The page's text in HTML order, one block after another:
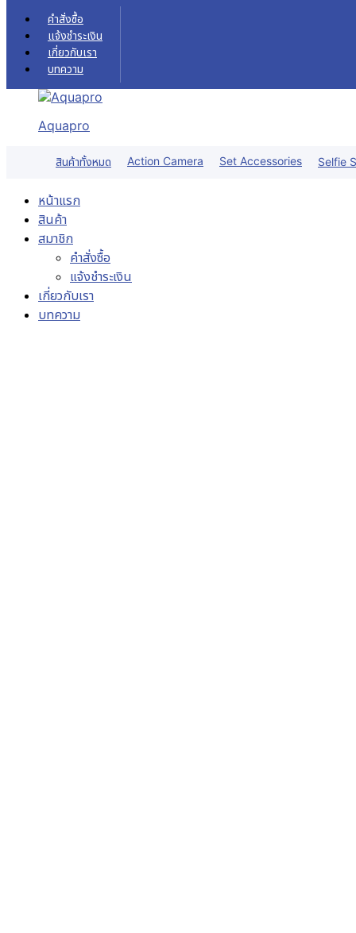
Skip to content
คำสั่งซื้อ
แจ้งชำระเงิน
เกี่ยวกับเรา
บทความ
Aquapro
สินค้าทั้งหมด Action Camera Set Accessories Selfie
หน้าแรก
สินค้า
สมาชิก
คำสั่งซื้อ
แจ้งชำระเงิน
เกี่ยวกับเรา
บทความ